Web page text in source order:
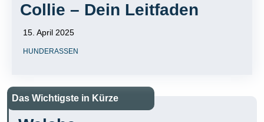
Collie – Dein Leitfaden
15. April 2025
HUNDERASSEN
Das Wichtigste in Kürze